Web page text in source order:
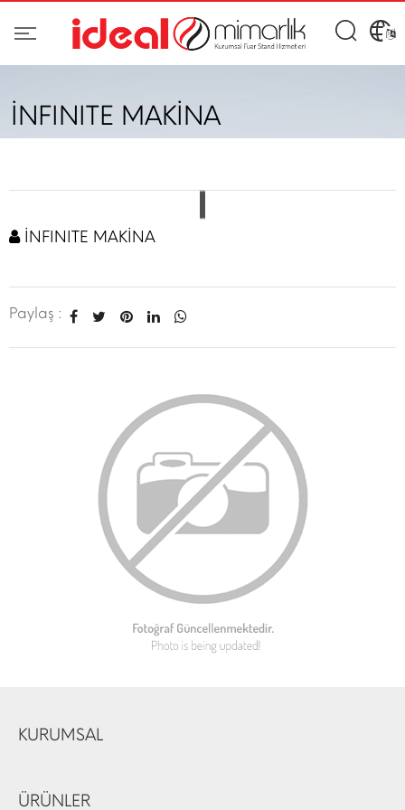
İNFINITE MAKİNA
İNFINITE MAKİNA
Paylaş :
KURUMSAL
ÜRÜNLER